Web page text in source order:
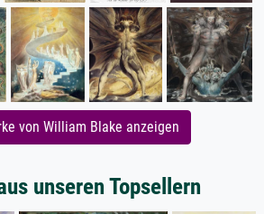
von William Blake anzeigen
unseren Topsellern